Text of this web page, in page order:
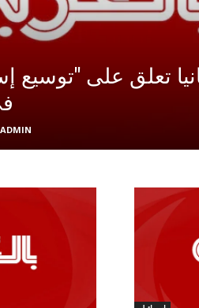
تعلق على "توسيع